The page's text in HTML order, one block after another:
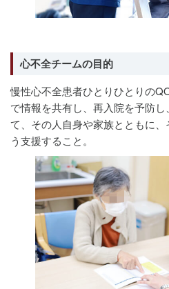
心不全チームの目的
慢性心不全患者ひとりひとりの
で情報を共有し、再入院を予防
て、その人自身や家族とともに
う支援すること。